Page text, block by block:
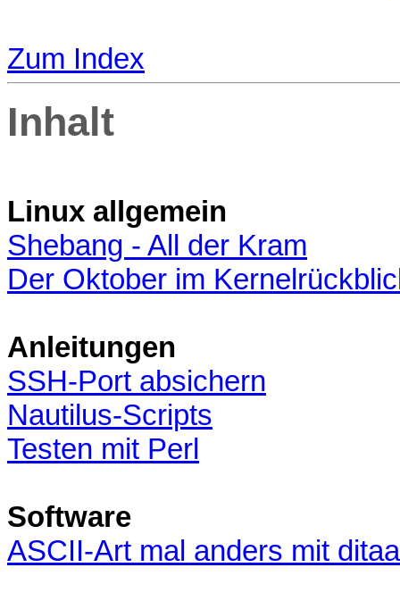
Zum Index
Inhalt
Linux allgemein
Shebang - All der Kram
Der Oktober im
Anleitungen
SSH-Port absichern
Nautilus-Scripts
Testen mit Perl
Software
ASCII-Art mal anders mit ditaa